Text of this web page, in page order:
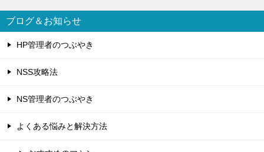
ブログ＆お知らせ
HP管理者のつぶやき
NSS攻略法
NS管理者のつぶやき
よくある悩みと解決方法